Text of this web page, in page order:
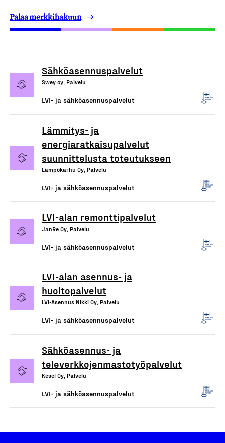
Palaa merkkihakuun
Sähköasennuspalvelut
Swey oy, Palvelu
LVI- ja sähköasennuspalvelut
Lämmitys- ja
energiaratkaisupalvelut
suunnittelusta toteutukseen
Lämpökarhu Oy, Palvelu
LVI- ja sähköasennuspalvelut
LVI-alan remonttipalvelut
JanRe Oy, Palvelu
LVI- ja sähköasennuspalvelut
LVI-alan asennus- ja
huoltopalvelut
LVI-Asennus Nikki Oy, Palvelu
LVI- ja sähköasennuspalvelut
Sähköasennus- ja
televerkkojenmastotyöpalvelut
Kesel Oy, Palvelu
LVI- ja sähköasennuspalvelut